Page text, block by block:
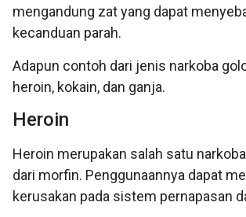
mengandung zat yang dapat
kecanduan parah.
Adapun contoh dari jenis narkoba
heroin, kokain, dan ganja.
Heroin
Heroin merupakan salah satu
dari morfin. Penggunaannya dapat
kerusakan pada sistem pernapasan